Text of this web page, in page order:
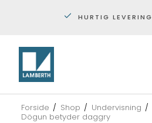
HURTIG LEVERING
Forside / Shop / Undervisning /
Dögun betyder daggry